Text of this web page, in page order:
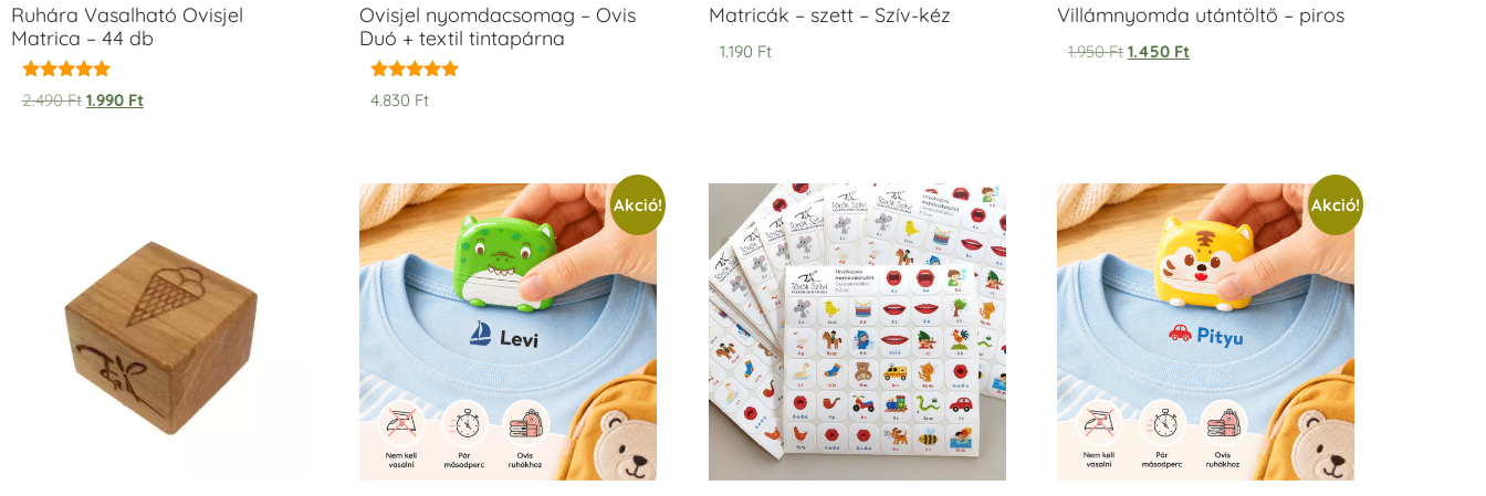
Ruhára Vasalható Ovisjel
Matrica – 44 db
Értékelés:
5.00
2.490Ft 1.990 Ft
Ovisjel nyomdacsomag – Ovis
Duó + textil tintapárna
Értékelés:
5.00
4.830 Ft
Matricák – szett – Szív-kéz
1.190 Ft
Villámnyomda utántöltő – piros
1.950Ft 1.450 Ft
Akció! Akció!